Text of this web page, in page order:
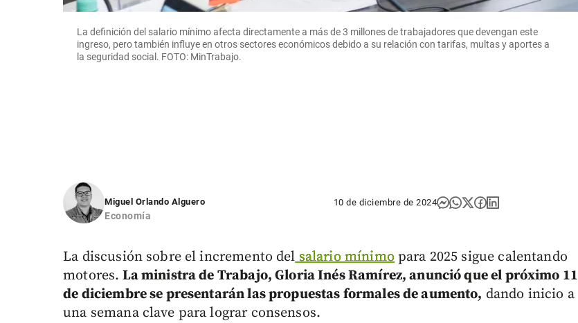
La definición del salario mínimo afecta directamente a más de 3 millones de trabajadores que devengan este
ingreso, pero también influye en otros sectores económicos debido a su relación con tarifas, multas y aportes a
la seguridad social. FOTO: MinTrabajo.
Miguel Orlando Alguero
Economía
10 de diciembre de 2024
La discusión sobre el incremento delsalario mínimopara 2025 sigue calentando
motores. La ministra de Trabajo, Gloria Inés Ramírez, anunció que el próximo 11
de diciembre se presentarán las propuestas formales de aumento, dando inicio a
una semana clave para lograr consensos.